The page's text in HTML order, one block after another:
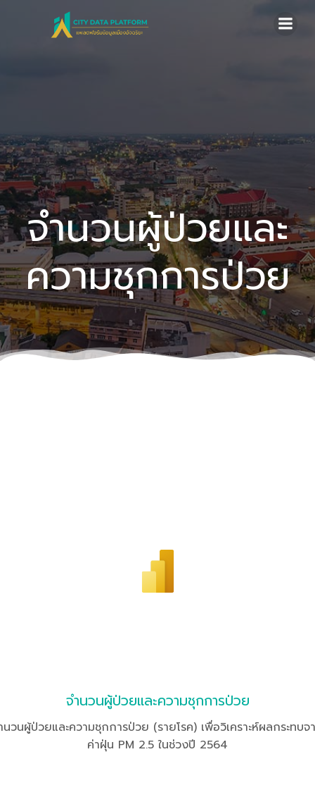
จำนวนผู้ป่วยและ
ความชุกการป่วย
จำนวนผู้ป่วยและความชุกการป่วย
นวนผู้ป่วยและความชุกการป่วย (รายโรค) เพื่อวิเคราะห์ผลกระทบจ
ค่าฝุ่น PM 2.5 ในช่วงปี 2564